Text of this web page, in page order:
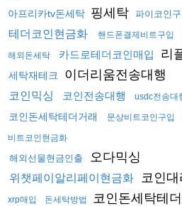
아프리카tv돈세탁 핑세탁 파이코인구
테더코인현금화 핸드폰결제비트구입
해외돈세탁 카드로테더코인매입 리
세탁재테크 이더리움전송대행
코인믹싱 코인전송대행 usdc전송대
코인돈세탁테더거래 문상비트코인구입
비트코인현금화
해외선물현금인출 오다믹싱
위챗페이알리페이현금화 코인
xrp매입 돈세탁방법 코인돈세탁테